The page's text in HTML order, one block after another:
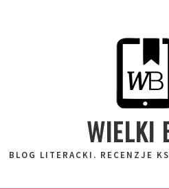
WIELKI
BLOG LITERACKI. RECENZJE